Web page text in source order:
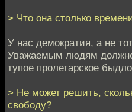
> Что она столько
У нас демократия, а не
Уважаемым людям
тупое пролетарское быдло
> Не может решить,
свободу?